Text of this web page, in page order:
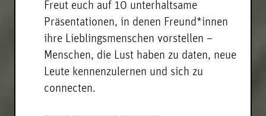
Freut euch auf 10 unterhaltsame
Präsentationen, in denen Freund*innen
ihre Lieblingsmenschen vorstellen –
Menschen, die Lust haben zu daten, neue
Leute kennenzulernen und sich zu
connecten.